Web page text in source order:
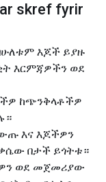
skref fyrir
እጆች ይያዙ
እርምጃዎችን ወደ
ከጭንቅላቶችዎ
እና እጆችዎን
በታች ይጎትቱ።
ወደ መጀመሪያው